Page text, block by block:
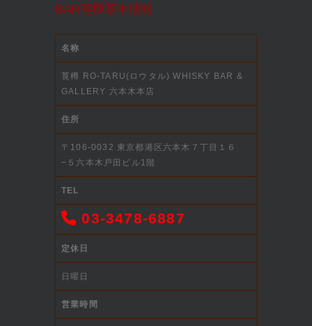
BAR莨樽基本情報
名称
莨樽 RO-TARU(ロウタル) WHISKY BAR &
GALLERY 六本木本店
住所
〒106-0032 東京都港区六本木７丁目１６
−５六本木戸田ビル1階
TEL
03-3478-6887
定休日
日曜日
営業時間